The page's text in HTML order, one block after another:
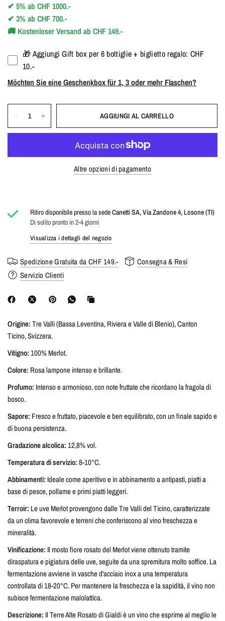
✔5% abCHF 1000.-
✔3% abCHF 700.-
🚚 Kostenloser Versand ab CHF 149.-
🎁 Aggiungi Gift box per 6 bottiglie + biglietto regalo: CHF
10.-
Möchten Sie eine Geschenkbox für 1, 3 oder mehr Flaschen?
AGGIUNGI AL CARRELLO
Altre opzioni di pagamento
Ritiro disponibile presso la sedeCanetti SA, Via Zandone 4, Losone (TI)
Di solito pronto in 2-4 giorni
Visualizza i dettagli del negozio
Spedizione Gratuita da CHF 149.-
Consegna & Resi
Servizio Clienti
Origine:Tre Valli (Bassa Leventina, Riviera e Valle di Blenio), Canton
Ticino, Svizzera.
Vitigno:100% Merlot.
Colore: Rosa lampone intenso e brillante.
Profumo: Intenso e armonioso, con note fruttate che ricordano la fragola di
bosco.
Sapore: Fresco e fruttato, piacevole e ben equilibrato, con un finale sapido e
di buona persistenza.
Gradazione alcolica:12,8% vol.
Temperatura di servizio:8-10°C.
Abbinamenti: Ideale come aperitivo e in abbinamento a antipasti, piatti a
base di pesce, pollame e primi piatti leggeri.
Terroir: Le uve Merlot provengono dalle Tre Valli del Ticino, caratterizzate
da un clima favorevole e terreni che conferiscono al vino freschezza e
mineralità.
Vinificazione: Il mosto fiore rosato del Merlot viene ottenuto tramite
diraspatura e pigiatura delle uve, seguite da una spremitura molto soffice. La
fermentazione avviene in vasche d'acciaio inox a una temperatura
controllata di 18-20°C. Per mantenere la freschezza e la sapidità, il vino non
subisce fermentazione malolattica.
Descrizione: Il Terre Alte Rosato di Gialdi è un vino che esprime al meglio le